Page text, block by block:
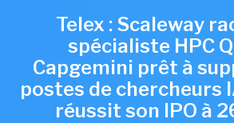
Telex : Scaleway
spécialiste HPC
Capgemini prêt à
postes de chercheurs
réussit son IPO à